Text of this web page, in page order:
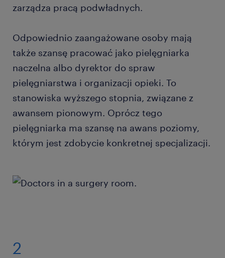
zarządza pracą podwładnych.
Odpowiednio zaangażowane osoby mają
także szansę pracować jako pielęgniarka
naczelna albo dyrektor do spraw
pielęgniarstwa i organizacji opieki. To
stanowiska wyższego stopnia, związane z
awansem pionowym. Oprócz tego
pielęgniarka ma szansę na awans poziomy,
którym jest zdobycie konkretnej specjalizacji.
2